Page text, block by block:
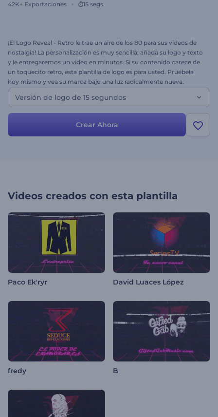
42K+ Exportaciones 15 segs.
¡El Logo Reveal - Retro le trae un aire de los 80 para sus videos de
nostalgia! La personalización es muy sencilla; añada su logo y texto
y le entregaremos un video en minutos. Si su contenido carece de
un toquecito retro, esta plantilla de logo es para usted. Pruébela
hoy mismo y vea su marca bajo una luz radicalmente nueva.
Versión de logo de 15 segundos
Crear Ahora
Videos creados con esta plantilla
Paco Ek'ryr David Luaces López
fredy B